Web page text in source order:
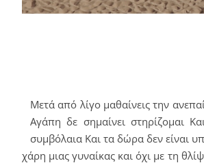
Μετά από λίγο μαθαίνεις την
Αγάπη δε σημαίνει στηρίζομαι
συμβόλαια Και τα δώρα δεν είναι
χάρη μιας γυναίκας και όχι με τη